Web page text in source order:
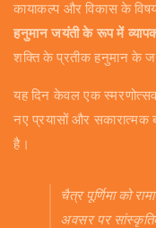
कायाकल्प और विकास के
हनुमान जयंती के रूप में
शक्ति के प्रतीक हनुमान के
यह दिन केवल एक
नए प्रयासों और सकारात्मक
है।
चैत्र पूर्णिमा को
अवसर पर